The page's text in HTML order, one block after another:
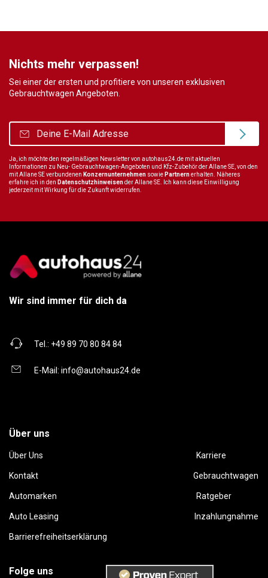
Nichts mehr verpassen!
Sei einer der ersten und profitiere von unseren exklusiven
Gebrauchtwagen Angeboten.
Ja, ich möchte den regelmäßigen Newsletter von autohaus24.de mit aktuellen
Informationen zu Neu- Gebrauchtwagen-Angeboten und Kfz-Zubehör der Allane SE, von den
mit Allane SE verbundenen Konzernunternehmen sowie Partnernerhalten. Näheres
erfahre ich in den Datenschutzhinweisender Allane SE. Ich kann diese Einwilligung
jederzeit mit Wirkung für die Zukunft widerrufen.
Wir sind immer für dich da
Tel.: +49 89 70 80 84 84
E-Mail: info@autohaus24.de
Über uns
Über Uns Karriere
Kontakt Gebrauchtwagen
Automarken Ratgeber
Auto Leasing Inzahlungnahme
Barrierefreiheitserklärung
Folge uns